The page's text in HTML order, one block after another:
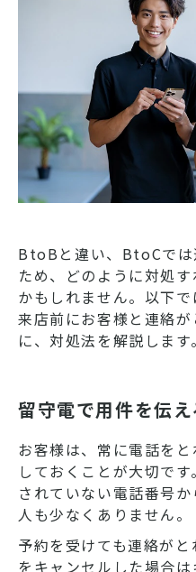
BtoBと違い、BtoCでは
ため、どのように対処
かもしれません。以下で
来店前にお客様と連絡
に、対処法を解説します。
留守電で用件を伝え
お客様は、常に電話を
しておくことが大切で
されていない電話番号
人も少なくありません。
予約を受けても連絡が
をキャンセルした場合